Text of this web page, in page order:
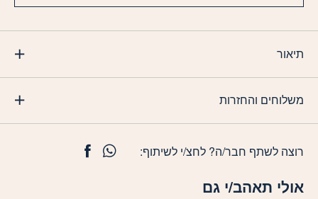
תיאור
משלוחים והחזרות
אולי תאהב/י גם
רוצה לשתף חבר/ה? לחצ/י לשיתוף: